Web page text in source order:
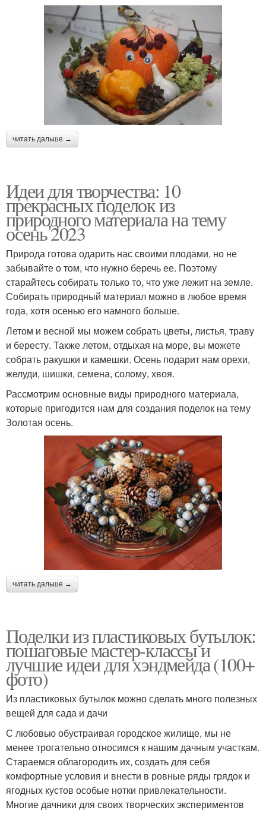
читать дальше →
Идеи для творчества: 10
прекрасных поделок из
природного материала на тему
осень 2023
Природа готова одарить нас своими плодами, но не
забывайте о том, что нужно беречь ее. Поэтому
старайтесь собирать только то, что уже лежит на земле.
Собирать природный материал можно в любое время
года, хотя осенью его намного больше.
Летом и весной мы можем собрать цветы, листья, траву
и бересту. Также летом, отдыхая на море, вы можете
собрать ракушки и камешки. Осень подарит нам орехи,
желуди, шишки, семена, солому, хвоя.
Рассмотрим основные виды природного материала,
которые пригодится нам для создания поделок на тему
Золотая осень.
читать дальше →
Поделки из пластиковых бутылок:
пошаговые мастер-классы и
лучшие идеи для хэндмейда (100+
фото)
Из пластиковых бутылок можно сделать много полезных
вещей для сада и дачи
С любовью обустраивая городское жилище, мы не
менее трогательно относимся к нашим дачным участкам.
Стараемся облагородить их, создать для себя
комфортные условия и внести в ровные ряды грядок и
ягодных кустов особые нотки привлекательности.
Многие дачники для своих творческих экспериментов